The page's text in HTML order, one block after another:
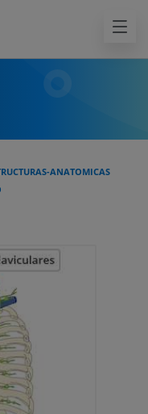
ANATOMICAS